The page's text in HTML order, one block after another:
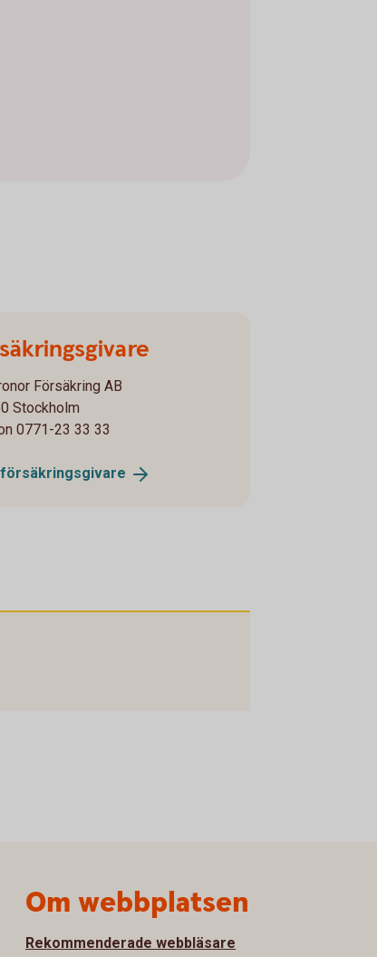
Försäkring AB
Stockholm
0771-23 33 33
försäkringsgivare
Om webbplatsen
Rekommenderade webbläsare